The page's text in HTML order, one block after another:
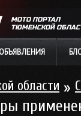
МОТО ПОРТАЛ
ТЮМЕНСКОЙ
области »